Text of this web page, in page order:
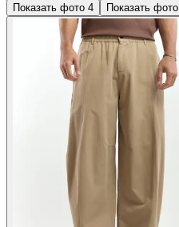
Показать фото 4 Показать фото